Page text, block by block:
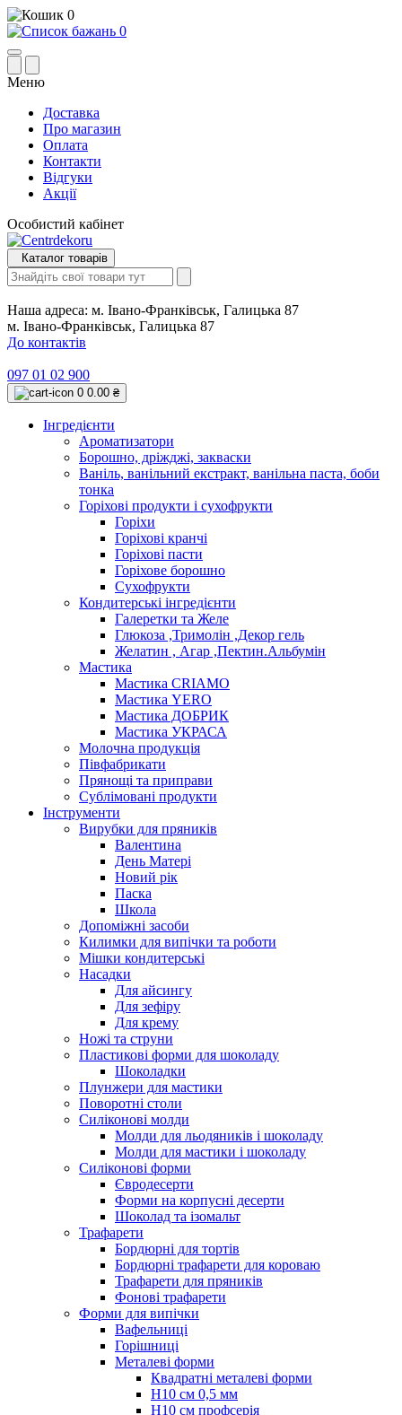
0
0
Меню
Доставка
Про магазин
Оплата
Контакти
Відгуки
Акції
Особистий кабінет
Каталог товарів
Наша адреса: м. Івано-Франківськ, Галицька 87
м. Івано-Франківськ, Галицька 87
До контактів
097 01 02 900
0 0.00 ₴
Інгредієнти
Ароматизатори
Борошно, дріжджі, закваски
Ваніль, ванільний екстракт, ванільна паста, боби
тонка
Горіхові продукти і сухофрукти
Горіхи
Горіхові кранчі
Горіхові пасти
Горіхове борошно
Сухофрукти
Кондитерські інгредієнти
Галеретки та Желе
Глюкоза ,Тримолін ,Декор гель
Желатин , Агар ,Пектин.Альбумін
Мастика
Мастика CRIAMO
Мастика YERO
Мастика ДОБРИК
Мастика УКРАСА
Молочна продукція
Півфабрикати
Прянощі та приправи
Сублімовані продукти
Інструменти
Вирубки для пряників
Валентина
День Матері
Новий рік
Паска
Школа
Допоміжні засоби
Килимки для випічки та роботи
Мішки кондитерські
Насадки
Для айсингу
Для зефіру
Для крему
Ножі та струни
Пластикові форми для шоколаду
Шоколадки
Плунжери для мастики
Поворотні столи
Силіконові молди
Молди для льодяників і шоколаду
Молди для мастики і шоколаду
Силіконові форми
Євродесерти
Форми на корпусні десерти
Шоколад та ізомальт
Трафарети
Бордюрні для тортів
Бордюрні трафарети для короваю
Трафарети для пряників
Фонові трафарети
Форми для випічки
Вафельниці
Горішниці
Металеві форми
Квадратні металеві форми
Н10 см 0,5 мм
Н10 см профсерія